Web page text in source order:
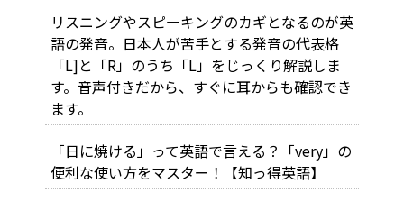
リスニングやスピーキングのカギとなるのが英
語の発音。日本人が苦手とする発音の代表格
「L]と「R」のうち「L」をじっくり解説しま
す。音声付きだから、すぐに耳からも確認でき
ます。
「日に焼ける」って英語で言える？「very」の
便利な使い方をマスター！【知っ得英語】